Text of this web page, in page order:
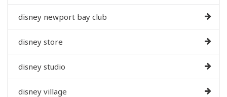
disney newport bay club
disney store
disney studio
disney village